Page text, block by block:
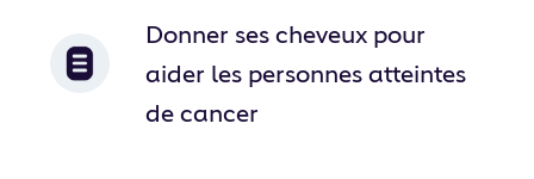
Donner ses cheveux pour
aider les personnes atteintes
de cancer